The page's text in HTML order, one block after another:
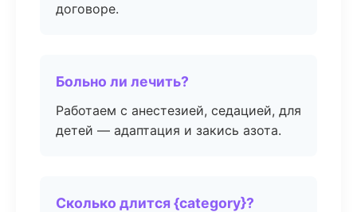
договоре.
Больно ли лечить?
Работаем с анестезией, седацией, для
детей — адаптация и закись азота.
Сколько длится {category}?